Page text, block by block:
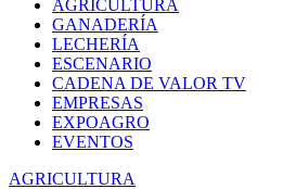
AGRICULTURA
GANADERÍA
LECHERÍA
ESCENARIO
CADENA DE VALOR TV
EMPRESAS
EXPOAGRO
EVENTOS
AGRICULTURA